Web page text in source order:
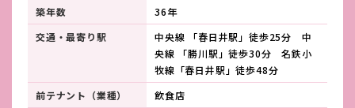
築年数
36年
交通・最寄り駅
中央線 「春日井駅」徒歩25分 中
央線 「勝川駅」徒歩30分 名鉄小
牧線「春日井駅」徒歩48分
前テナント（業種）
飲食店